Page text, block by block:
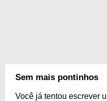
Sem mais pontinhos
Você já tentou escrever